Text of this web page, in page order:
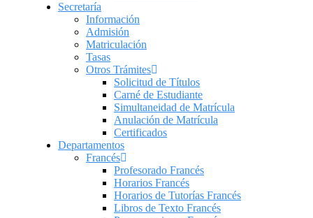
Secretaría
Información
Admisión
Matriculación
Tasas
Otros Trámites
Solicitud de Títulos
Carné de Estudiante
Simultaneidad de Matrícula
Anulación de Matrícula
Certificados
Departamentos
Francés
Profesorado Francés
Horarios Francés
Horarios de Tutorías Francés
Libros de Texto Francés